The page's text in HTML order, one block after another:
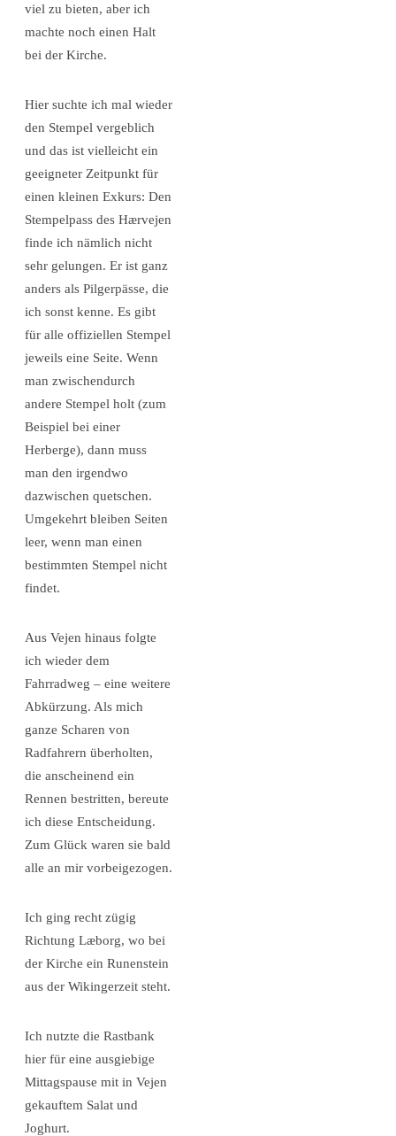
viel zu bieten, aber ich
machte noch einen Halt
bei der Kirche.
Hier suchte ich mal wieder
den Stempel vergeblich
und das ist vielleicht ein
geeigneter Zeitpunkt für
einen kleinen Exkurs: Den
Stempelpass des Hærvejen
finde ich nämlich nicht
sehr gelungen. Er ist ganz
anders als Pilgerpässe, die
ich sonst kenne. Es gibt
für alle offiziellen Stempel
jeweils eine Seite. Wenn
man zwischendurch
andere Stempel holt (zum
Beispiel bei einer
Herberge), dann muss
man den irgendwo
dazwischen quetschen.
Umgekehrt bleiben Seiten
leer, wenn man einen
bestimmten Stempel nicht
findet.
Aus Vejen hinaus folgte
ich wieder dem
Fahrradweg – eine weitere
Abkürzung. Als mich
ganze Scharen von
Radfahrern überholten,
die anscheinend ein
Rennen bestritten, bereute
ich diese Entscheidung.
Zum Glück waren sie bald
alle an mir vorbeigezogen.
Ich ging recht zügig
Richtung Læborg, wo bei
der Kirche ein Runenstein
aus der Wikingerzeit steht.
Ich nutzte die Rastbank
hier für eine ausgiebige
Mittagspause mit in Vejen
gekauftem Salat und
Joghurt.